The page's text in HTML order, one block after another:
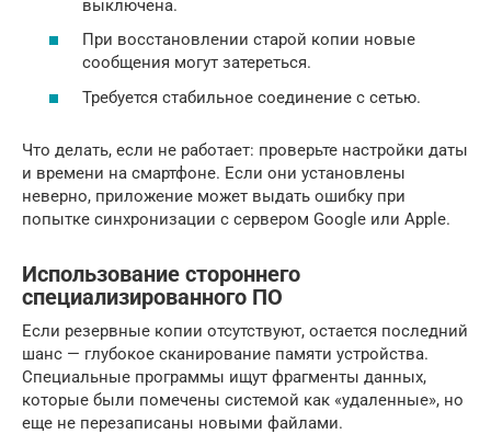
выключена.
При восстановлении старой копии новые
сообщения могут затереться.
Требуется стабильное соединение с сетью.
Что делать, если не работает: проверьте настройки даты
и времени на смартфоне. Если они установлены
неверно, приложение может выдать ошибку при
попытке синхронизации с сервером Google или Apple.
Использование стороннего
специализированного ПО
Если резервные копии отсутствуют, остается последний
шанс — глубокое сканирование памяти устройства.
Специальные программы ищут фрагменты данных,
которые были помечены системой как «удаленные», но
еще не перезаписаны новыми файлами.